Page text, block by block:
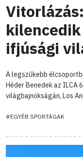
ifjúsági
A legszűkebb
Héder Benedek az ILCA
világbajnokságán, Los
#EGYÉB SPORTÁGAK